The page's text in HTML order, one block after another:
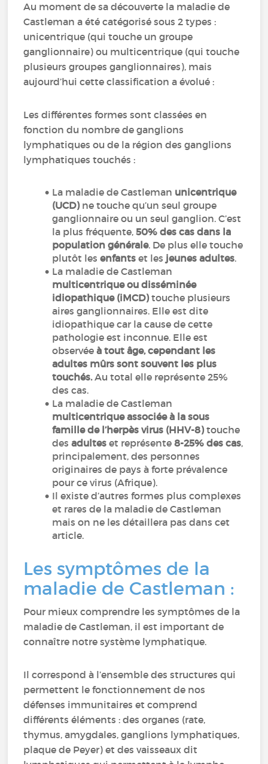
Au moment de sa découverte la maladie de
Castleman a été catégorisé sous 2 types :
unicentrique (qui touche un groupe
ganglionnaire) ou multicentrique (qui touche
plusieurs groupes ganglionnaires), mais
aujourd’hui cette classification a évolué :
Les différentes formes sont classées en
fonction du nombre de ganglions
lymphatiques ou de la région des ganglions
lymphatiques touchés :
La maladie de Castleman unicentrique
(UCD)ne touche qu’un seul groupe
ganglionnaire ou un seul ganglion. C’est
la plus fréquente,50% des cas dans la
population générale. De plus elle touche
plutôt lesenfants et les jeunes adultes.
La maladie de Castleman
multicentrique ou disséminée
idiopathique (iMCD)touche plusieurs
aires ganglionnaires. Elle est dite
idiopathique car la cause de cette
pathologie est inconnue. Elle est
observéeà tout âge, cependant les
adultes mûrs sont souvent les plus
touchés.Au total elle représente 25%
des cas.
La maladie de Castleman
multicentrique associée à la sous
famille de l’herpès virus (HHV-8)touche
desadultes et représente8-25% des cas,
principalement, des personnes
originaires de pays à forte prévalence
pour ce virus (Afrique).
Il existe d’autres formes plus complexes
et rares de la maladie de Castleman
mais on ne les détaillera pas dans cet
article.
Les symptômes de la
maladie de Castleman :
Pour mieux comprendre les symptômes de la
maladie de Castleman, il est important de
connaître notre système lymphatique.
Il correspond à l’ensemble des structures qui
permettent le fonctionnement de nos
défenses immunitaires et comprend
différents éléments : des organes (rate,
thymus, amygdales, ganglions lymphatiques,
plaque de Peyer) et des vaisseaux dit